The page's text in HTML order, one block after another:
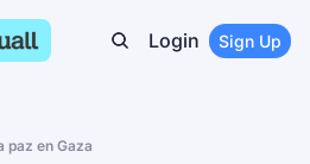
Login Sign Up
paz en Gaza